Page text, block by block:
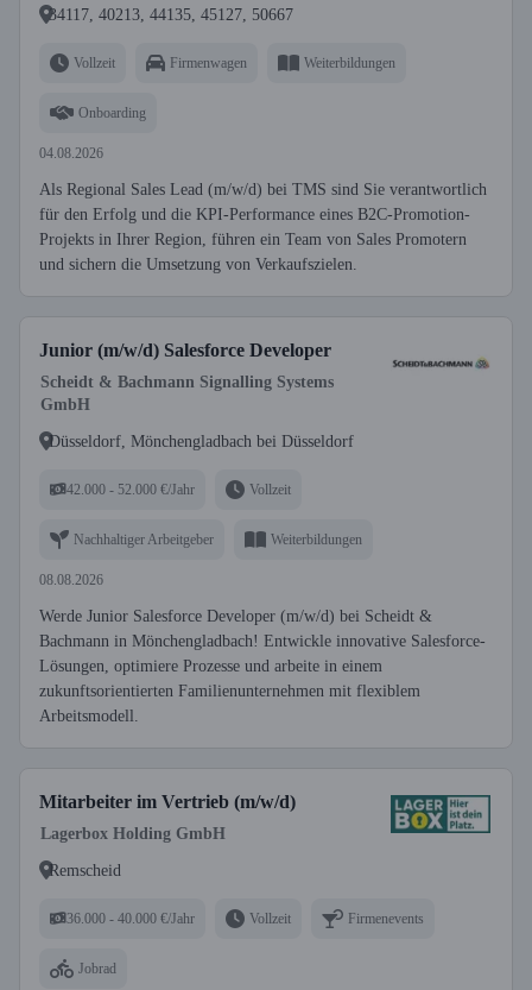
34117, 40213, 44135, 45127, 50667
Vollzeit Firmenwagen Weiterbildungen
Onboarding
04.08.2026
Als Regional Sales Lead (m/w/d) bei TMS sind Sie verantwortlich
für den Erfolg und die KPI-Performance eines B2C-Promotion-
Projekts in Ihrer Region, führen ein Team von Sales Promotern
und sichern die Umsetzung von Verkaufszielen.
Junior (m/w/d) Salesforce Developer
Scheidt & Bachmann Signalling Systems
GmbH
Düsseldorf, Mönchengladbach bei Düsseldorf
42.000 - 52.000 €/Jahr Vollzeit
Nachhaltiger Arbeitgeber Weiterbildungen
08.08.2026
Werde Junior Salesforce Developer (m/w/d) bei Scheidt &
Bachmann in Mönchengladbach! Entwickle innovative Salesforce-
Lösungen, optimiere Prozesse und arbeite in einem
zukunftsorientierten Familienunternehmen mit flexiblem
Arbeitsmodell.
Mitarbeiter im Vertrieb (m/w/d)
Lagerbox Holding GmbH
Remscheid
36.000 - 40.000 €/Jahr Vollzeit Firmenevents
Jobrad